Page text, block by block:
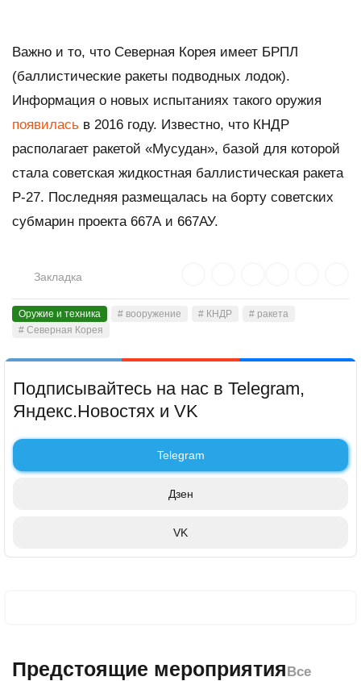
Важно и то, что Северная Корея имеет БРПЛ
(баллистические ракеты подводных лодок).
Информация о новых испытаниях такого оружия
появилась в 2016 году. Известно, что КНДР
располагает ракетой «Мусудан», базой для которой
стала советская жидкостная баллистическая ракета
Р-27. Последняя размещалась на борту советских
субмарин проекта 667А и 667АУ.
Закладка
Оружие и техника # вооружение # КНДР
# ракета
# Северная Корея
Подписывайтесь на нас в Telegram,
Яндекс.Новостях и VK
Telegram
Дзен
VK
Предстоящие мероприятияВсе